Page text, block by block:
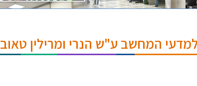
המחשב ע"ש הנרי ומרילין טאוב